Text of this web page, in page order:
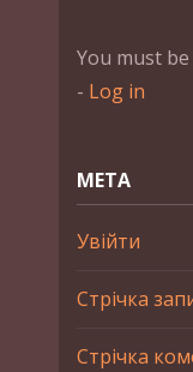
You must
- Log in
МЕТА
Увійти
Стрічка
Стрічка